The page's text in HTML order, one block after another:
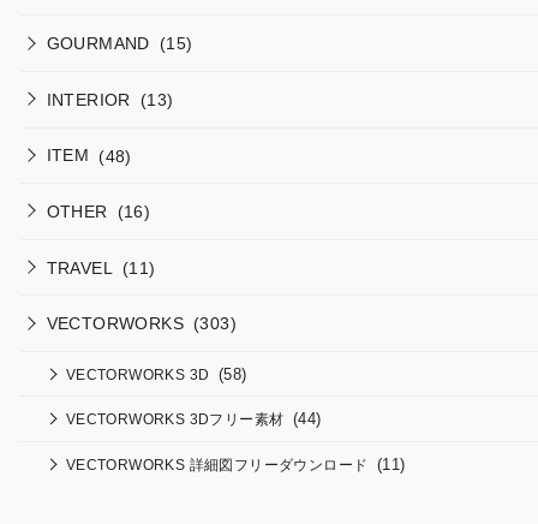
GOURMAND (15)
INTERIOR (13)
ITEM (48)
OTHER (16)
TRAVEL (11)
VECTORWORKS (303)
VECTORWORKS 3D (58)
VECTORWORKS 3Dフリー素材 (44)
VECTORWORKS 詳細図フリーダウンロード (11)